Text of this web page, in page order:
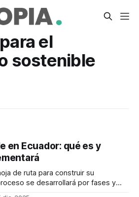
el
sostenible
en Ecuador: qué es y
de ruta para construir su
se desarrollará por fases y